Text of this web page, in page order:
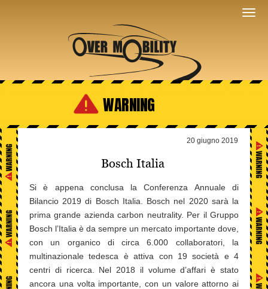
WARNING
20 giugno 2019
Bosch Italia
Si è appena conclusa la Conferenza Annuale di
Bilancio 2019 di Bosch Italia. Bosch nel 2020 sarà la
prima grande azienda carbon neutrality. Per il Gruppo
Bosch l’Italia è da sempre un mercato importante dove,
con un organico di circa 6.000 collaboratori, la
multinazionale tedesca è attiva con 19 società e 4
centri di ricerca. Nel 2018 il volume d’affari è stato
ancora una volta importante, con un valore attorno ai